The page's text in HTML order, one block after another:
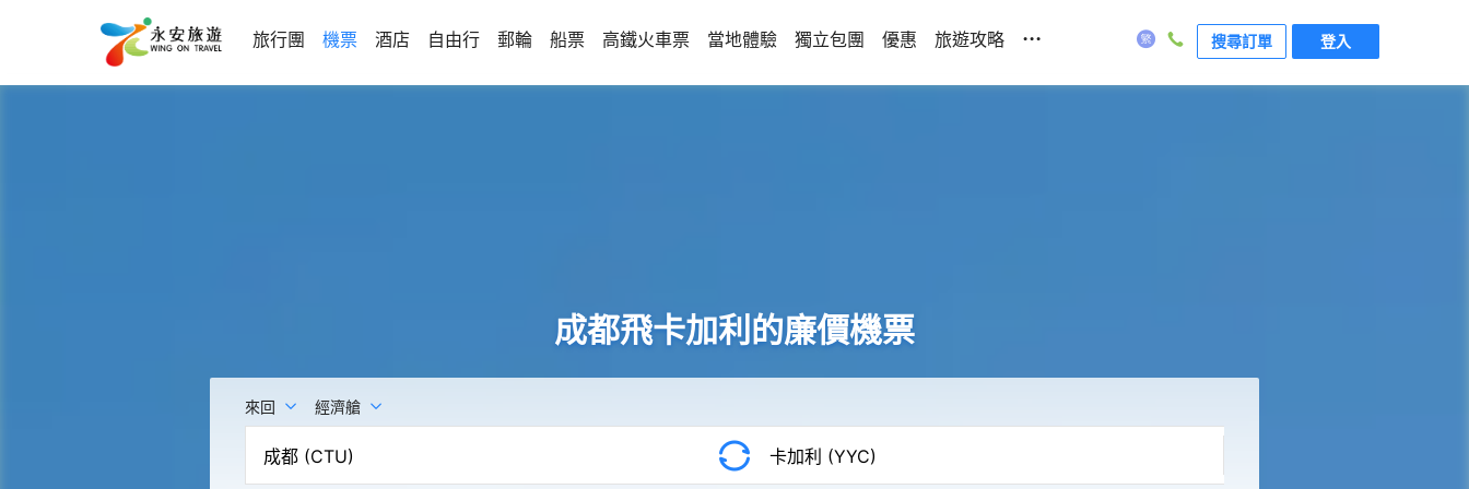
旅行團 機票 酒店 自由行 郵輪 船票 高鐵火車票 當地體驗 獨立包團 優惠 旅遊攻略 ... 搜尋訂單 登入
成都飛卡加利的廉價機票
來回 經濟艙